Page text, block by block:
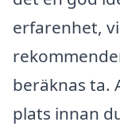
erfarenhet,
beräknas ta.
plats innan